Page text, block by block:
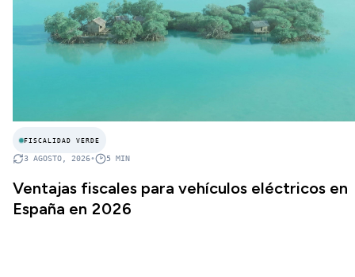
FISCALIDAD VERDE
3 AGOSTO, 2026• 5 MIN
Ventajas fiscales para vehículos eléctricos en
España en 2026